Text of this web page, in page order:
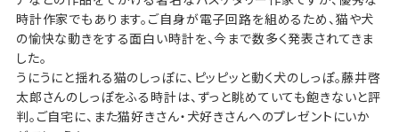
時計作家でもあります。ご自身が電子回路を組めるため、猫や犬
の愉快な動きをする面白い時計を、今まで数多く発表されてきま
した。
うにうにと揺れる猫のしっぽに、ピッピッと動く犬のしっぽ。藤井啓
太郎さんのしっぽをふる時計は、ずっと眺めていても飽きないと評
判。ご自宅に、また猫好きさん・犬好きさんへのプレゼントにいか